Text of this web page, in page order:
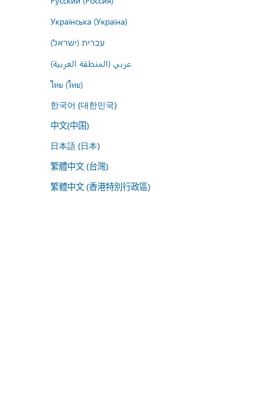
Українська (Україна)
עברית (ישראל)
عربي (المنطقة العربية)
ไทย (ไทย)
한국어 (대한민국)
中文(中国)
日本語 (日本)
繁體中文 (台灣)
繁體中文 (香港特別行政區)